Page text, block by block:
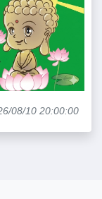
08/10 20:00:00